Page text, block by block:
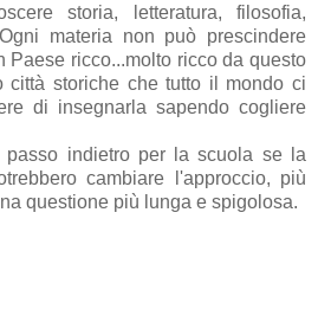
storia, letteratura, filosofia,
materia non può prescindere
Paese ricco...molto ricco da questo
città storiche che tutto il mondo ci
di insegnarla sapendo cogliere
indietro per la scuola se la
cambiare l'approccio, più
questione più lunga e spigolosa.